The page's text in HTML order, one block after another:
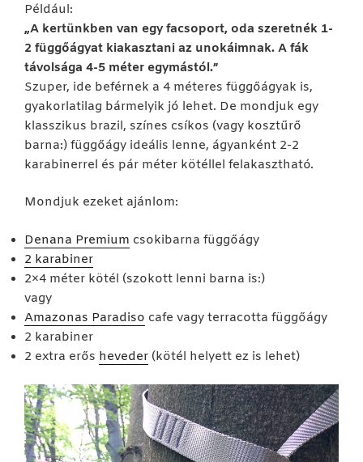
Például:
„A kertünkben van egy facsoport, oda szeretnék 1-
2 függőágyat kiakasztani az unokáimnak. A fák
távolsága 4-5 méter egymástól.”
Szuper, ide beférnek a 4 méteres függőágyak is,
gyakorlatilag bármelyik jó lehet. De mondjuk egy
klasszikus brazil, színes csíkos (vagy kosztűrő
barna:) függőágy ideális lenne, ágyanként 2-2
karabinerrel és pár méter kötéllel felakasztható.
Mondjuk ezeket ajánlom:
Denana Premium csokibarna függőágy
2 karabiner
2×4 méter kötél (szokott lenni barna is:)
vagy
Amazonas Paradiso cafe vagy terracotta függőágy
2 karabiner
2 extra erős heveder (kötél helyett ez is lehet)